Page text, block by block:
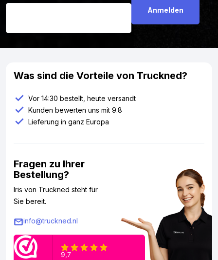
Was sind die Vorteile von Truckned?
Vor 14:30 bestellt, heute versandt
Kunden bewerten uns mit 9.8
Lieferung in ganz Europa
Fragen zu Ihrer
Bestellung?
Iris von Truckned steht für
Sie bereit.
info@truckned.nl